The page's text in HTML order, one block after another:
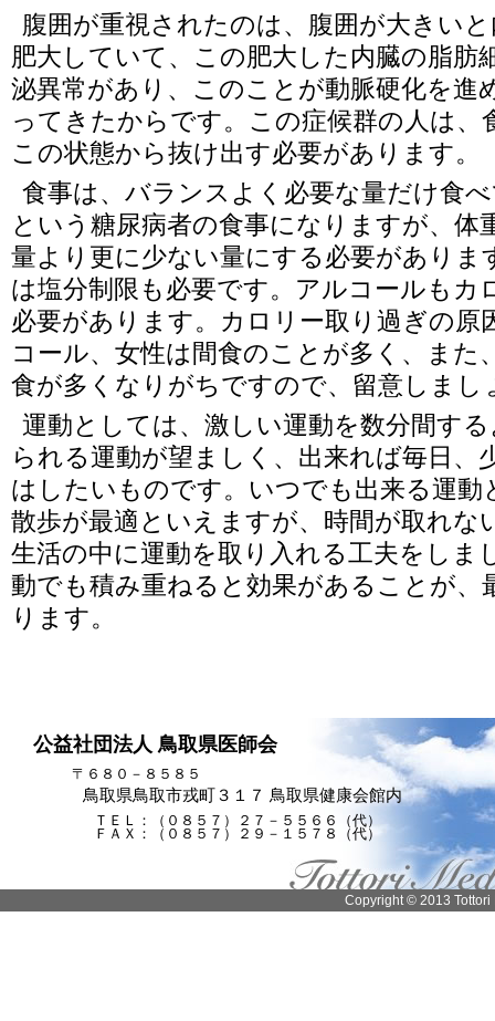
腹囲が重視されたのは、腹囲が大きい
肥大していて、この肥大した内臓の脂肪
泌異常があり、このことが動脈硬化を進
ってきたからです。この症候群の人は、
この状態から抜け出す必要があります。
食事は、バランスよく必要な量だけ食
という糖尿病者の食事になりますが、体
量より更に少ない量にする必要がありま
は塩分制限も必要です。アルコールもカ
必要があります。カロリー取り過ぎの原
コール、女性は間食のことが多く、また
食が多くなりがちですので、留意しまし
運動としては、激しい運動を数分間す
られる運動が望ましく、出来れば毎日、
はしたいものです。いつでも出来る運動
散歩が最適といえますが、時間が取れな
生活の中に運動を取り入れる工夫をしま
動でも積み重ねると効果があることが、
ります。
公益社団法人 鳥取県医師会
〒６８０－８５８５
鳥取県鳥取市戎町３１７ 鳥取県健康会館内
ＴＥＬ：（０８５７）２７－５５６６（代）
ＦＡＸ：（０８５７）２９－１５７８（代）
Copyright © 2013 Tottori